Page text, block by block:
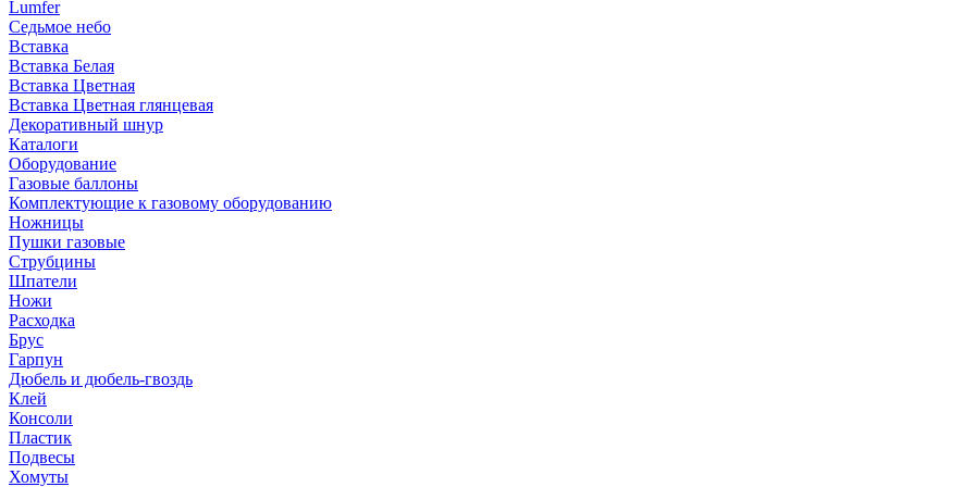
Lumfer
Седьмое небо
Вставка
Вставка Белая
Вставка Цветная
Вставка Цветная глянцевая
Декоративный шнур
Каталоги
Оборудование
Газовые баллоны
Комплектующие к газовому оборудованию
Ножницы
Пушки газовые
Струбцины
Шпатели
Ножи
Расходка
Брус
Гарпун
Дюбель и дюбель-гвоздь
Клей
Консоли
Пластик
Подвесы
Хомуты